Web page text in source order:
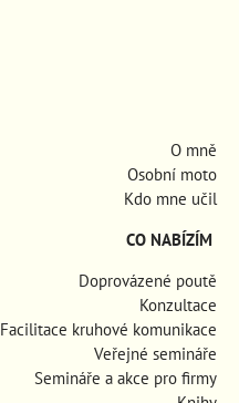
O mně
Osobní moto
Kdo mne učil
CO NABÍZÍM
Doprovázené poutě
Konzultace
Facilitace kruhové komunikace
Veřejné semináře
Semináře a akce pro firmy